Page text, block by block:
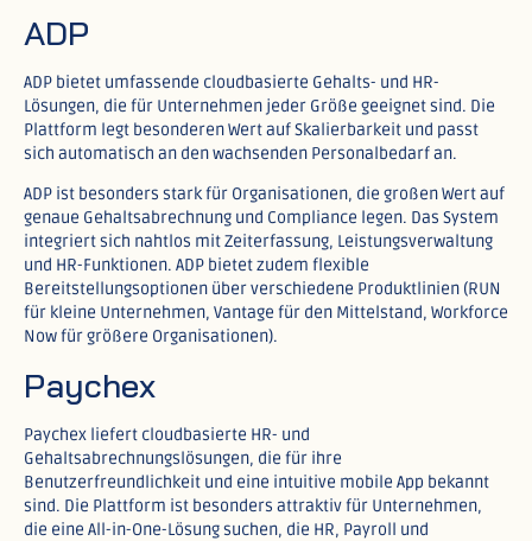
ADP
ADP bietet umfassende cloudbasierte Gehalts- und HR-
Lösungen, die für Unternehmen jeder Größe geeignet sind. Die
Plattform legt besonderen Wert auf Skalierbarkeit und passt
sich automatisch an den wachsenden Personalbedarf an.​
ADP ist besonders stark für Organisationen, die großen Wert auf
genaue Gehaltsabrechnung und Compliance legen. Das System
integriert sich nahtlos mit Zeiterfassung, Leistungsverwaltung
und HR-Funktionen. ADP bietet zudem flexible
Bereitstellungsoptionen über verschiedene Produktlinien (RUN
für kleine Unternehmen, Vantage für den Mittelstand, Workforce
Now für größere Organisationen).​
Paychex
Paychex liefert cloudbasierte HR- und
Gehaltsabrechnungslösungen, die für ihre
Benutzerfreundlichkeit und eine intuitive mobile App bekannt
sind. Die Plattform ist besonders attraktiv für Unternehmen,
die eine All-in-One-Lösung suchen, die HR, Payroll und